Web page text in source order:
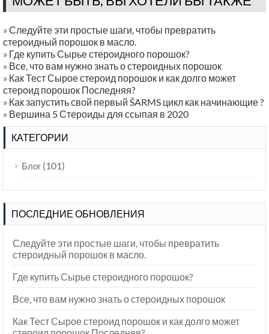
» Следуйте эти простые шаги, чтобы превратить
стероидный порошок в масло.
» Где купить Сырье стероидного порошок?
» Все, что вам нужно знать о стероидных порошок
» Как Тест Сырое стероид порошок и как долго может
стероид порошок Последняя?
» Как запустить свой первый ŠARMS цикл как начинающие ?
» Вершина 5 Стероиды для ссыпая в 2020
КАТЕГОРИИ
Блог (101)
ПОСЛЕДНИЕ ОБНОВЛЕНИЯ
Следуйте эти простые шаги, чтобы превратить
стероидный порошок в масло.
Где купить Сырье стероидного порошок?
Все, что вам нужно знать о стероидных порошок
Как Тест Сырое стероид порошок и как долго может